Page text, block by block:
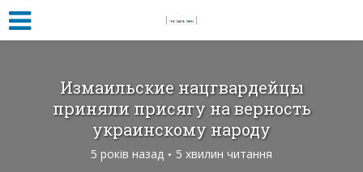
Измаильские нацгвардейцы
приняли присягу на верность
украинскому народу
5 років назад 5 хвилин читання